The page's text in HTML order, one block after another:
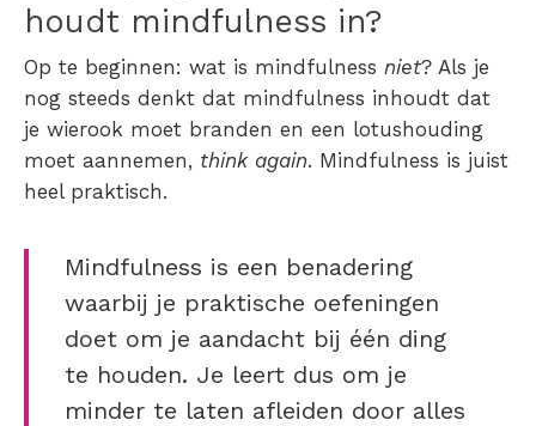
houdt mindfulness in?
Op te beginnen: wat is mindfulness niet? Als je
nog steeds denkt dat mindfulness inhoudt dat
je wierook moet branden en een lotushouding
moet aannemen, think again. Mindfulness is juist
heel praktisch.
Mindfulness is een benadering
waarbij je praktische oefeningen
doet om je aandacht bij één ding
te houden. Je leert dus om je
minder te laten afleiden door alles